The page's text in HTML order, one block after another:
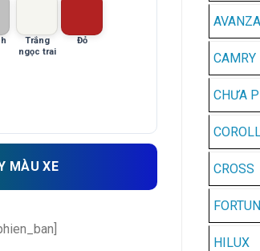
Trắng
ngọc trai
Đỏ
MÀU XE
AVANZA
CAMRY
CHƯA
CROSS
HILUX